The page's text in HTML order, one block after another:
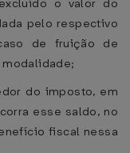
o valor do
pelo respectivo
de fruição de
do imposto, em
esse saldo, no
fiscal nessa